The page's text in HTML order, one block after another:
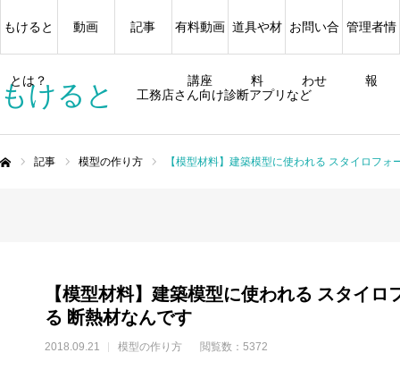
もけると 工務店さん向け診断アプリなど
もけると
とは？
動画 記事 有料動画
講座
道具や材
料
お問い合
わせ
管理者情
報
記事 模型の作り方 【模型材料】建築模型に使われる スタイロフ
【模型材料】建築模型に使われる スタイ
る 断熱材なんです
2018.09.21 模型の作り方 閲覧数：5372